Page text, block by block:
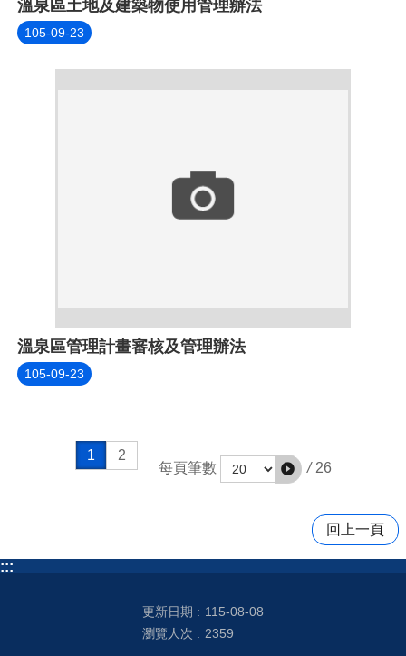
溫泉區土地及建築物使用管理辦法
105-09-23
溫泉區管理計畫審核及管理辦法
105-09-23
1
2
每頁筆數
/ 26
回上一頁
:::
更新日期
115-08-08
瀏覽人次
2359